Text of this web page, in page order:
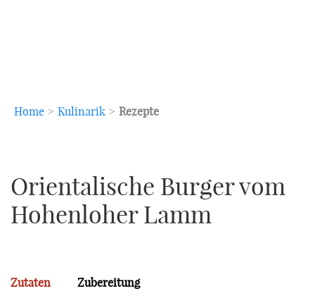
Home > Kulinarik > Rezepte
Orientalische Burger vom
Hohenloher Lamm
Zutaten Zubereitung